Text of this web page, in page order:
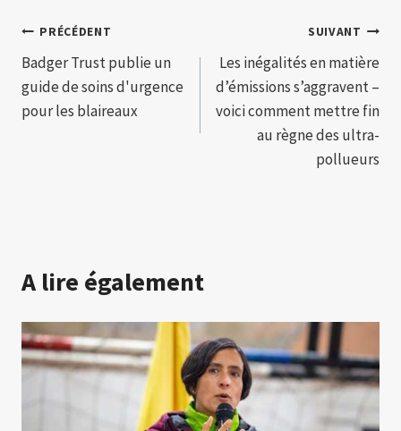
Navigation
de
l’article
PRÉCÉDENT
Badger Trust publie un
guide de soins d'urgence
pour les blaireaux
SUIVANT
Les inégalités en matière
d’émissions s’aggravent –
​​voici comment mettre fin
au règne des ultra-
pollueurs
A lire également